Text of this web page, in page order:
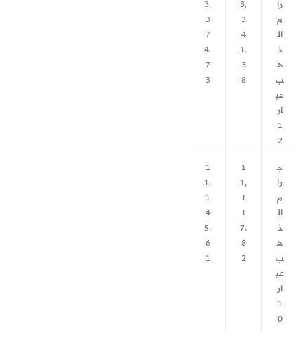
را
م
ال
ذ
ه
ب
عي
ار
1
2
3,
3
4
1.
3
8
3,
3
7
4.
7
3
ج
را
م
ال
ذ
ه
ب
عي
ار
1
0
1
1,
1
1
7.
8
2
1
1,
1
4
5.
6
1